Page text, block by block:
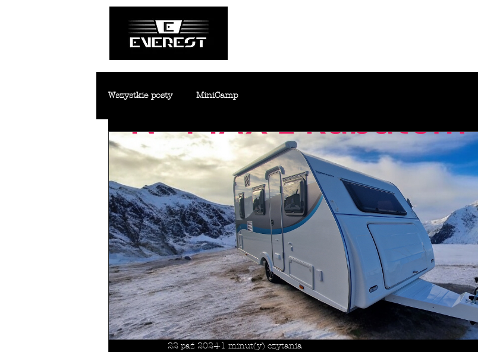
Wszystkie posty MiniCamp
22 paź 2024 1 minut(y) czytania